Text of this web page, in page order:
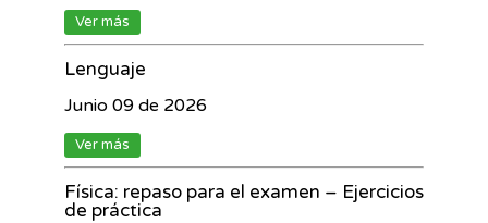
Ver más
Lenguaje
Junio 09 de 2026
Ver más
Física: repaso para el examen – Ejercicios
de práctica